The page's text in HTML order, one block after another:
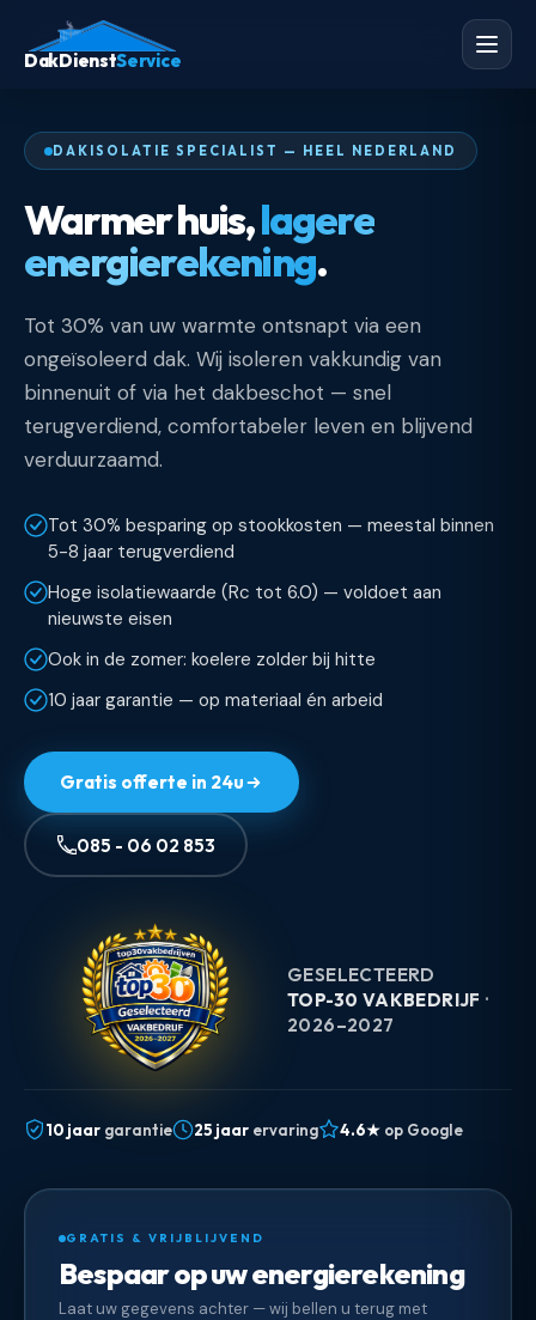
DakDienstService
DAKISOLATIE SPECIALIST — HEEL NEDERLAND
Warmer huis,lagere
energierekening.
Tot 30% van uw warmte ontsnapt via een
ongeïsoleerd dak. Wij isoleren vakkundig van
binnenuit of via het dakbeschot — snel
terugverdiend, comfortabeler leven en blijvend
verduurzaamd.
Tot 30% besparing op stookkosten — meestal binnen
5-8 jaar terugverdiend
Hoge isolatiewaarde (Rc tot 6.0) — voldoet aan
nieuwste eisen
Ook in de zomer: koelere zolder bij hitte
10 jaar garantie — op materiaal én arbeid
Gratis offerte in 24u
085 - 06 02 853
GESELECTEERD
TOP-30 VAKBEDRIJF ·
2026–2027
10 jaar garantie 25 jaar ervaring 4.6★ op Google
GRATIS & VRIJBLIJVEND
Bespaar op uw energierekening
Laat uw gegevens achter — wij bellen u terug met